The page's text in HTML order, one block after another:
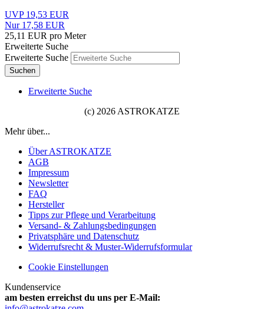
UVP 19,53 EUR
Nur 17,58 EUR
25,11 EUR pro Meter
Erweiterte Suche
Erweiterte Suche
Suchen
Erweiterte Suche
(c) 2026 ASTROKATZE
Mehr über...
Über ASTROKATZE
AGB
Impressum
Newsletter
FAQ
Hersteller
Tipps zur Pflege und Verarbeitung
Versand- & Zahlungsbedingungen
Privatsphäre und Datenschutz
Widerrufsrecht & Muster-Widerrufsformular
Cookie Einstellungen
Kundenservice
am besten erreichst du uns per E-Mail: